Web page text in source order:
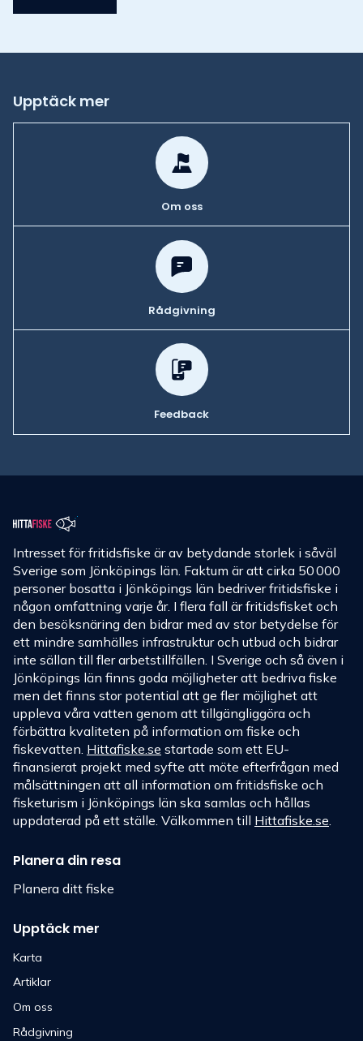
Upptäck mer
Om oss
Rådgivning
Feedback
Intresset för fritidsfiske är av betydande storlek i såväl
Sverige som Jönköpings län. Faktum är att cirka 50 000
personer bosatta i Jönköpings län bedriver fritidsfiske i
någon omfattning varje år. I flera fall är fritidsfisket och
den besöksnäring den bidrar med av stor betydelse för
ett mindre samhälles infrastruktur och utbud och bidrar
inte sällan till fler arbetstillfällen. I Sverige och så även i
Jönköpings län finns goda möjligheter att bedriva fiske
men det finns stor potential att ge fler möjlighet att
uppleva våra vatten genom att tillgängliggöra och
förbättra kvaliteten på information om fiske och
fiskevatten. Hittafiske.se startade som ett EU-
finansierat projekt med syfte att möte efterfrågan med
målsättningen att all information om fritidsfiske och
fisketurism i Jönköpings län ska samlas och hållas
uppdaterad på ett ställe. Välkommen till Hittafiske.se
Planera din resa
Planera ditt fiske
Upptäck mer
Karta
Artiklar
Om oss
Rådgivning